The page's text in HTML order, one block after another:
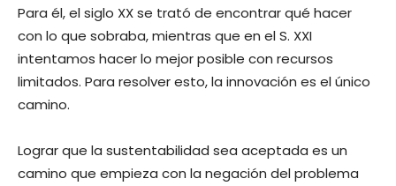
Para él, el siglo XX se trató de encontrar qué hacer
con lo que sobraba, mientras que en el S. XXI
intentamos hacer lo mejor posible con recursos
limitados. Para resolver esto, la innovación es el único
camino.
Lograr que la sustentabilidad sea aceptada es un
camino que empieza con la negación del problema